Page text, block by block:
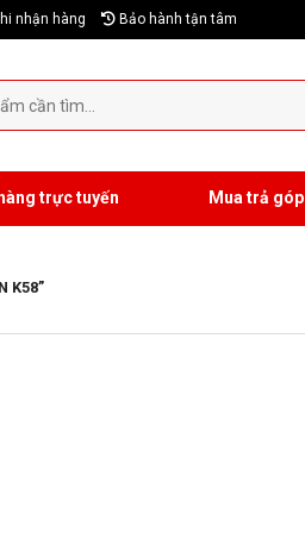
nhận hàng Bảo hành tận tâm
trực tuyến Mua trả góp
K58”